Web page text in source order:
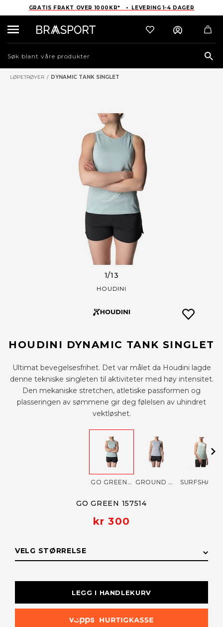
GRATIS FRAKT OVER 1000KR* • LEVERING 1-4 DAGER
LØPETRØYER / DYNAMIC TANK SINGLET
1/13
HOUDINI
HOUDINI DYNAMIC TANK SINGLET
Ultimat bevegelsesfrihet. Det var målet da Houdini lagde
denne tekniske singleten til aktiviteter med høy intensitet.
Den mekaniske stretchen, atletiske passformen og
plasseringen av sømmene gir deg følelsen av uhindret
vektløshet.
GO GREEN 157514 GROUND GREY 157514
GO GREEN 157514
kr 300
VELG STØRRELSE
STØRRELSE LAGERSTATUS
LEGG I HANDLEKURV